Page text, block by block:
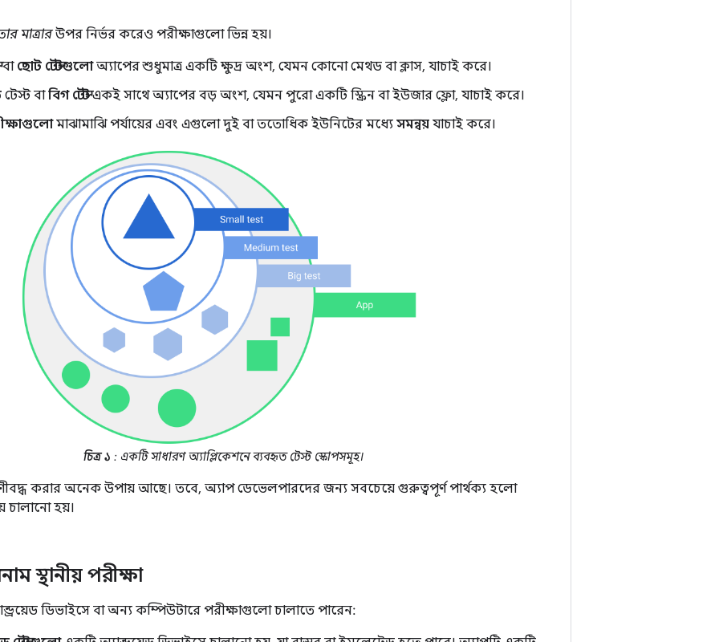
মাত্রারউপর নির্ভর করেও পরীক্ষাগুলো ভিন্ন হয়।
বা ছোট টেস্টগুলোঅ্যাপের শুধুমাত্র একটি ক্ষুদ্র অংশ, যেমন কোনো মেথড বা ক্লাস, যাচাই করে।
টেস্ট বাবিগ টেস্টএকই সাথে অ্যাপের বড় অংশ, যেমন পুরো একটি স্ক্রিন বা ইউজার ফ্লো, যাচাই করে।
মাঝামাঝি পর্যায়ের এবং এগুলো দুই বা ততোধিক ইউনিটের মধ্যে সমন্বয় যাচাই করে।
চিত্র ১ : একটি সাধারণ অ্যাপ্লিকেশনে ব্যবহৃত টেস্ট স্কোপসমূহ।
করার অনেক উপায় আছে। তবে, অ্যাপ ডেভেলপারদের জন্য সবচেয়ে গুরুত্বপূর্ণ পার্থক্য হলো
হয়।
স্থানীয় পরীক্ষা
ডিভাইসে বা অন্য কম্পিউটারে পরীক্ষাগুলো চালাতে পারেন: